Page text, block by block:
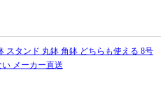
スタンド 丸鉢 角鉢 どちらも使える 8号
メーカー直送